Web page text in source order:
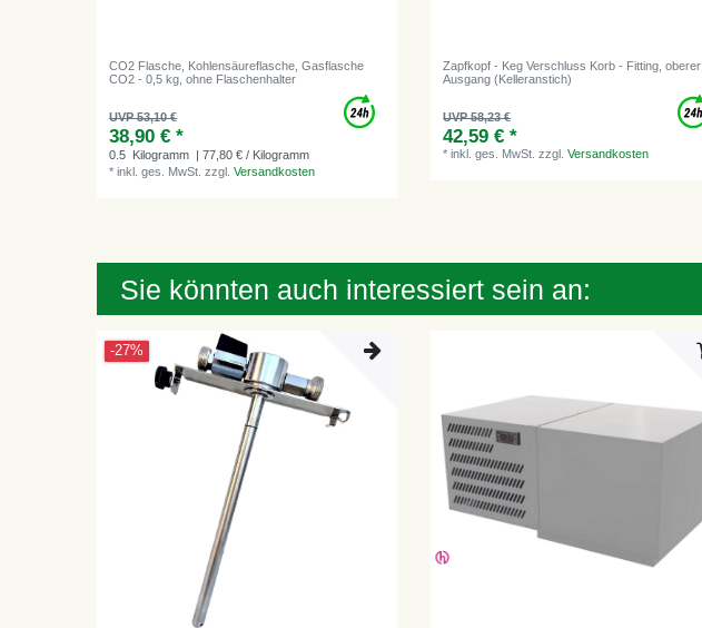
CO2 Flasche, Kohlensäureflasche, Gasflasche
CO2 - 0,5 kg, ohne Flaschenhalter
UVP 53,10 €
38,90 € *
0.5 Kilogramm | 77,80 € / Kilogramm
*inkl. ges. MwSt. zzgl.Versandkosten
Zapfkopf - Keg Verschluss Korb - Fitting, oberer
Ausgang (Kelleranstich)
UVP 58,23 €
42,59 € *
*inkl. ges. MwSt. zzgl.Versandkosten
Sie könnten auch interessiert sein an:
-27%